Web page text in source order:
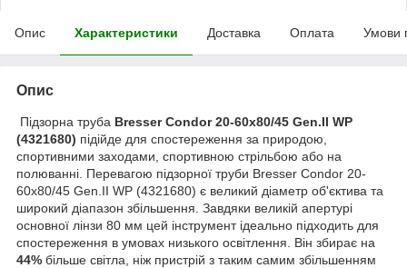
Опис Характеристики Доставка Оплата Умови
Опис
Підзорна труба Bresser Condor 20-60x80/45 Gen.II WP
(4321680) підійде для спостереження за природою,
спортивними заходами, спортивною стрільбою або на
полюванні. Перевагою підзорної труби Bresser Condor 20-
60x80/45 Gen.II WP (4321680) є великий діаметр об'єктива та
широкий діапазон збільшення. Завдяки великій апертурі
основної лінзи 80 мм цей інструмент ідеально підходить для
спостереження в умовах низького освітлення. Він збирає на
44% більше світла, ніж пристрій з таким самим збільшенням